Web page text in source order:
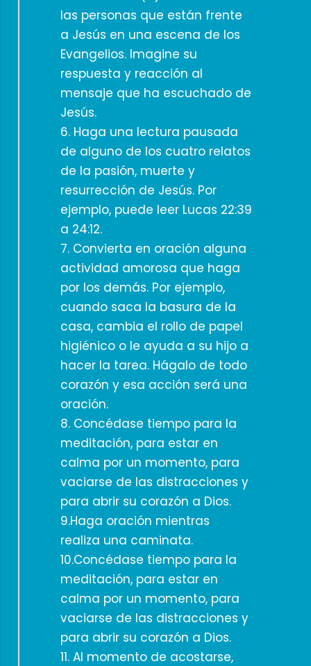
las personas que están frente
a Jesús en una escena de los
Evangelios. Imagine su
respuesta y reacción al
mensaje que ha escuchado de
Jesús.
6. Haga una lectura pausada
de alguno de los cuatro relatos
de la pasión, muerte y
resurrección de Jesús. Por
ejemplo, puede leer Lucas 22:39
a 24:12.
7. Convierta en oración alguna
actividad amorosa que haga
por los demás. Por ejemplo,
cuando saca la basura de la
casa, cambia el rollo de papel
higiénico o le ayuda a su hijo a
hacer la tarea. Hágalo de todo
corazón y esa acción será una
oración.
8. Concédase tiempo para la
meditación, para estar en
calma por un momento, para
vaciarse de las distracciones y
para abrir su corazón a Dios.
9.Haga oración mientras
realiza una caminata.
10.Concédase tiempo para la
meditación, para estar en
calma por un momento, para
vaciarse de las distracciones y
para abrir su corazón a Dios.
11. Al momento de acostarse,